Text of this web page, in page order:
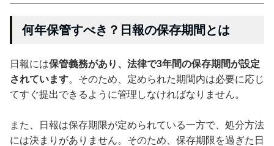
何年保管すべき？日報の保存期間とは
日報には保管義務があり、法律で3年間の保存期間が設定
されています。そのため、定められた期間内は必要に応じ
てすぐ提出できるように管理しなければなりません。
また、日報は保存期限が定められている一方で、処分方法
には決まりがありません。そのため、保存期限を過ぎた日